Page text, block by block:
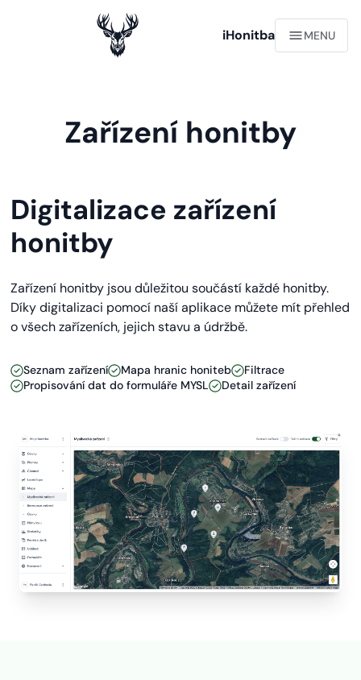
iHonitba MENU
Zařízení honitby
Digitalizace zařízení
honitby
Zařízení honitby jsou důležitou součástí každé honitby.
Díky digitalizaci pomocí naší aplikace můžete mít přehled
o všech zařízeních, jejich stavu a údržbě.
Seznam zařízení Mapa hranic honiteb
Filtrace
Propisování dat do formuláře MYSL
Detail zařízení